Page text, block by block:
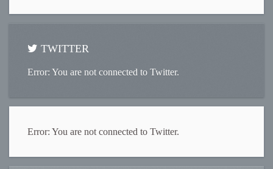
TWITTER
Error: You are not connected to Twitter.
Error: You are not connected to Twitter.